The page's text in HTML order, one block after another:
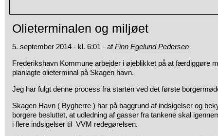
Olieterminalen og miljøet
5. september 2014 - kl. 6:01 - afFinn Egelund Pedersen
Frederikshavn Kommune arbejder i øjeblikket på at færdiggøre
planlagte olieterminal på Skagen havn.
Jeg har fulgt denne process fra starten ved det første
Skagen Havn ( Bygherre ) har på baggrund af indsigelser og
borgere besluttet, at udledning af gasser fra tankene skal
i flere indsigelser til VVM redegørelsen.